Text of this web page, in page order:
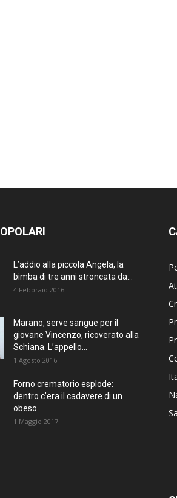
L’addio alla piccola Angela, la
bimba di tre anni stroncata da...
4 Febbraio 2016
Marano, serve sangue per il
giovane Vincenzo, ricoverato alla
Schiana. L’appello...
1 Agosto 2016
Forno crematorio esplode:
dentro c’era il cadavere di un
obeso
1 Maggio 2017